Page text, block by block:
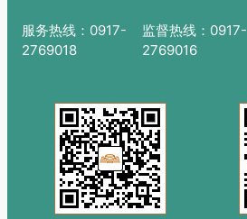
服务热线：0917-
2769018
监督热线：0917-
2769016